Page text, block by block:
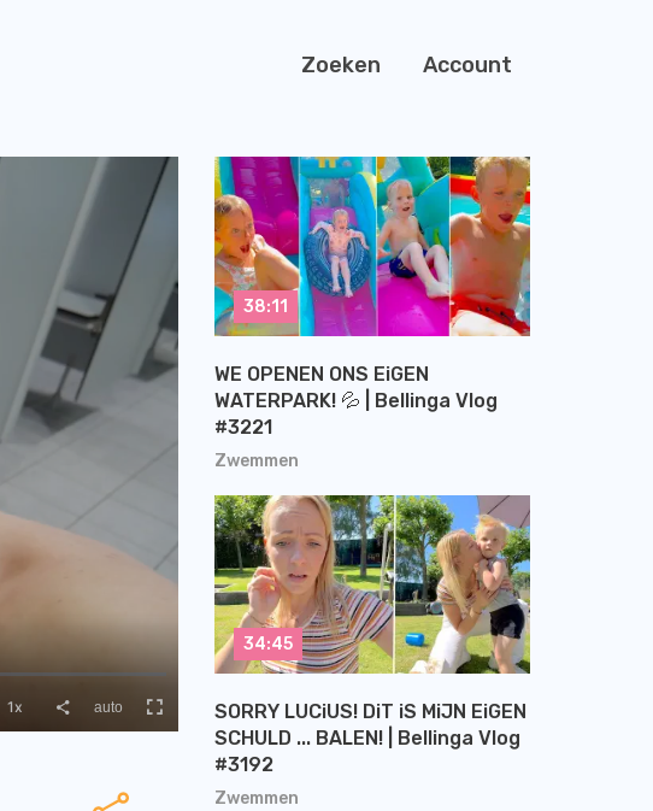
Zoeken Account
Zwemmen
WE OPENEN ONS EiGEN
WATERPARK! 💦 | Bellinga Vlog
#3221
38:11
Zwemmen
SORRY LUCiUS! DiT iS MiJN EiGEN
SCHULD ... BALEN! | Bellinga Vlog
#3192
34:45